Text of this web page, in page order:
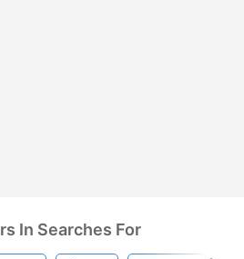
In Searches For